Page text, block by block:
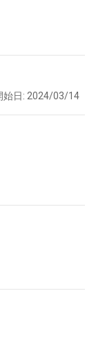
始日: 2024/03/14